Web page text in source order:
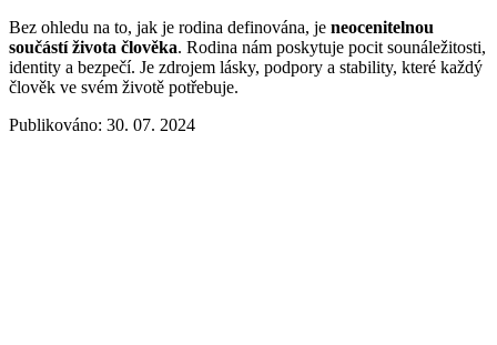
Bez ohledu na to, jak je rodina definována, je neocenitelnou
součástí života člověka. Rodina nám poskytuje pocit sounáležitosti,
identity a bezpečí. Je zdrojem lásky, podpory a stability, které každý
člověk ve svém životě potřebuje.
Publikováno: 30. 07. 2024